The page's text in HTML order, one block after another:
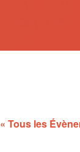
« Tous les